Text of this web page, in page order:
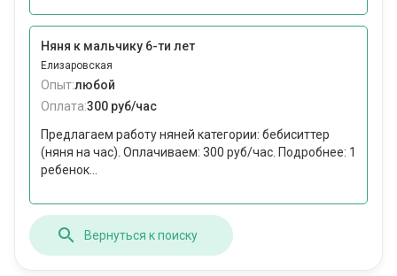
Няня к мальчику 6-ти лет
Елизаровская
Опыт:любой
Оплата:300 руб/час
Предлагаем работу няней категории: бебиситтер
(няня на час). Оплачиваем: 300 руб/час. Подробнее: 1
ребенок...
Вернуться к поиску